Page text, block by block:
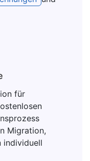
für
Migration,
individuell